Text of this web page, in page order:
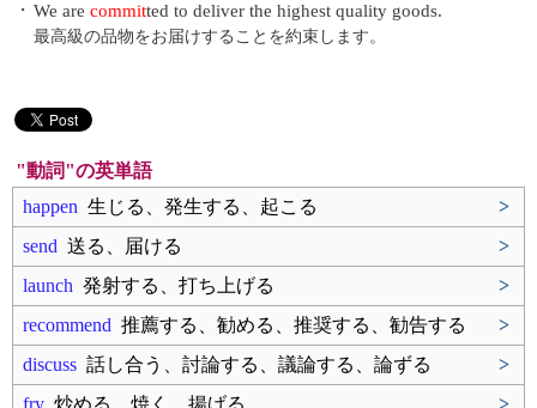
・ We are committed to deliver the highest quality goods.
最高級の品物をお届けすることを約束します。
"動詞"の英単語
happen 生じる、発生する、起こる
>
send 送る、届ける
>
launch 発射する、打ち上げる
>
recommend 推薦する、勧める、推奨する、勧告する
>
discuss 話し合う、討論する、議論する、論ずる
>
fry 炒める、焼く、揚げる
>